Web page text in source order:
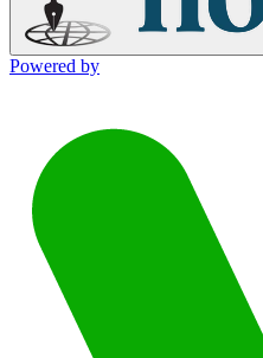
Powered by